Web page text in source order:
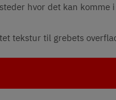
hvor det kan komme
tekstur til grebets